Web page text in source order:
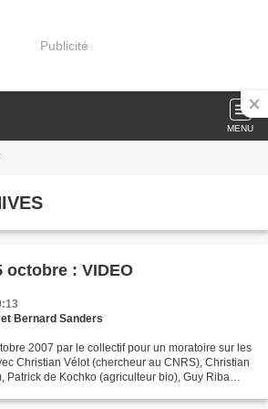
Publicité
MENU
octobre : VIDEO
Bernard Sanders
2007 par le collectif pour un moratoire sur les
Christian Vélot (chercheur au CNRS), Christian
Patrick de Kochko (agriculteur bio), Guy Riba